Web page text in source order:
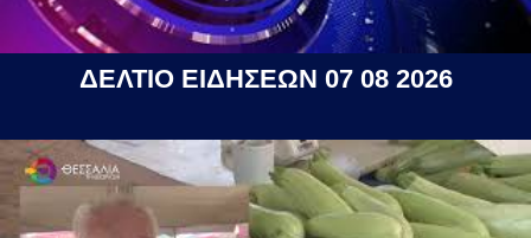
ΔΕΛΤΙΟ ΕΙΔΗΣΕΩΝ 07 08 2026